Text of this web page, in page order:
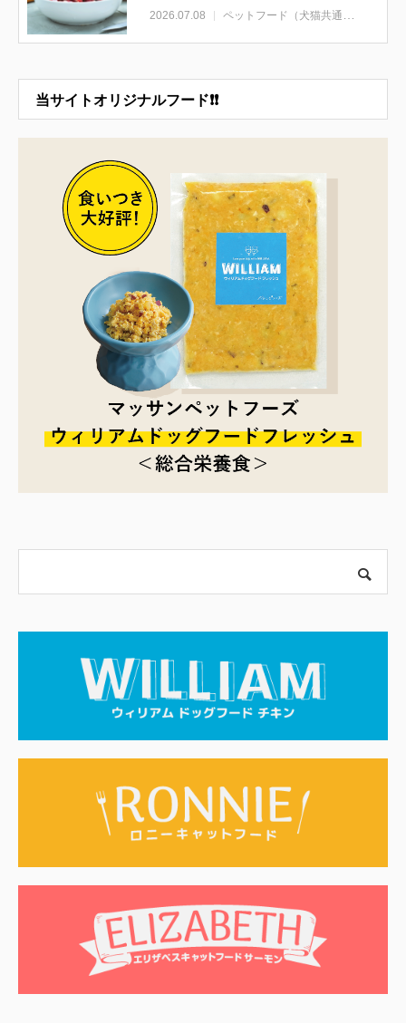
2026.07.08 ペットフード（犬猫共通）
当サイトオリジナルフード❗❗